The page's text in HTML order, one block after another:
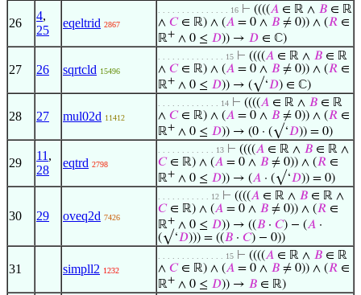
26
4,
25
eqeltrid 2867
. . . . . . . . . . . . . . . 16 ⊢ ((((𝐴 ∈ ℝ ∧ 𝐵 ∈ ℝ
∧ 𝐶∈ ℝ) ∧ (𝐴 = 0 ∧ 𝐵 ≠ 0)) ∧ (𝑅 ∈
ℝ+ ∧ 0 ≤ 𝐷)) → 𝐷 ∈ ℂ)
27 26 sqrtcld 15496
. . . . . . . . . . . . . . 15 ⊢ ((((𝐴 ∈ ℝ ∧ 𝐵 ∈ ℝ
∧ 𝐶∈ ℝ) ∧ (𝐴 = 0 ∧ 𝐵 ≠ 0)) ∧ (𝑅 ∈
ℝ+ ∧ 0 ≤ 𝐷)) → (√‘𝐷) ∈ ℂ)
28 27 mul02d 11412
. . . . . . . . . . . . . 14 ⊢ ((((𝐴 ∈ ℝ ∧ 𝐵 ∈ ℝ
∧ 𝐶∈ ℝ) ∧ (𝐴 = 0 ∧ 𝐵 ≠ 0)) ∧ (𝑅 ∈
ℝ+ ∧ 0 ≤ 𝐷)) → (0 · (√‘𝐷)) = 0)
29
11 ,
28
eqtrd 2798
. . . . . . . . . . . . 13 ⊢ ((((𝐴 ∈ ℝ ∧ 𝐵 ∈ ℝ ∧
𝐶∈ ℝ) ∧ (𝐴 = 0 ∧ 𝐵 ≠ 0)) ∧ (𝑅 ∈
ℝ+ ∧ 0 ≤ 𝐷)) → (𝐴 · (√‘𝐷)) = 0)
30 29 oveq2d 7426
. . . . . . . . . . . 12 ⊢ ((((𝐴 ∈ ℝ ∧ 𝐵 ∈ ℝ ∧
𝐶∈ ℝ) ∧ (𝐴 = 0 ∧ 𝐵 ≠ 0)) ∧ (𝑅 ∈
ℝ+ ∧ 0 ≤ 𝐷)) → ((𝐵 · 𝐶) − (𝐴 ·
(√‘𝐷))) = ((𝐵 · 𝐶) − 0))
31 simpll2 1232
. . . . . . . . . . . . . . 15 ⊢ ((((𝐴 ∈ ℝ ∧ 𝐵 ∈ ℝ
∧ 𝐶∈ ℝ) ∧ (𝐴 = 0 ∧ 𝐵 ≠ 0)) ∧ (𝑅 ∈
ℝ+ ∧ 0 ≤ 𝐷)) → 𝐵 ∈ ℝ)